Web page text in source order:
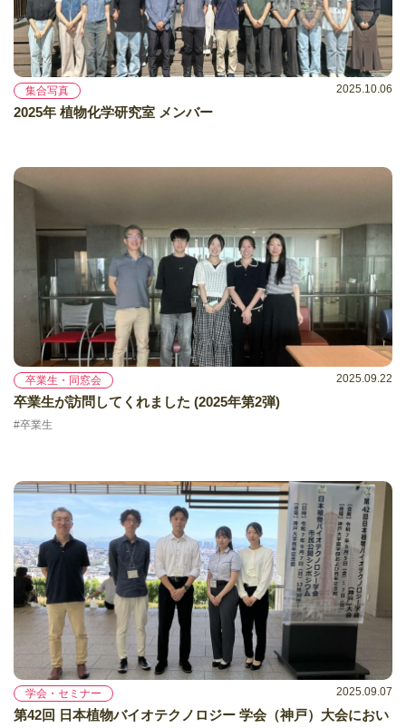
集合写真 2025.10.06
2025年 植物化学研究室 メンバー
卒業生・同窓会 2025.09.22
卒業生が訪問してくれました (2025年第2弾)
#卒業生
学会・セミナー 2025.09.07
第42回 日本植物バイオテクノロジー 学会（神戸）大会におい